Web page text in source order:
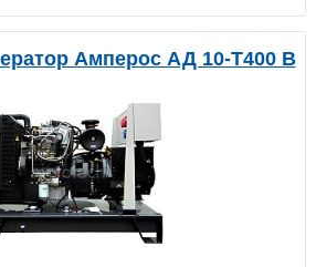
Амперос АД 10-Т400 B